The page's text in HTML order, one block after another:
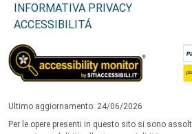
INFORMATIVA PRIVACY
ACCESSIBILITÁ
Ultimo aggiornamento: 24/06/2026
Per le opere presenti in questo sito si sono